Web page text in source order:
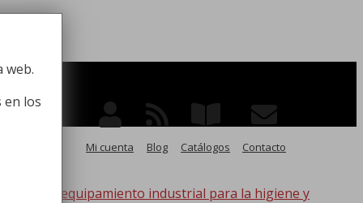
higiene
Mi cuenta Blog Catálogos Contacto
tipo de equipamiento industrial para la higiene y
web.
en los